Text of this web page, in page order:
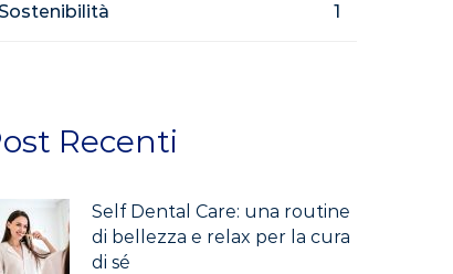
1
Recenti
Self Dental Care: una routine
di bellezza e relax per la cura
di sé